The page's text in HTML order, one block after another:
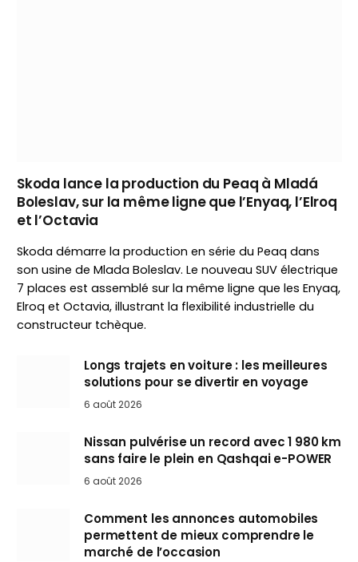
Skoda lance la production du Peaq à Mladá
Boleslav, sur la même ligne que l’Enyaq, l’Elroq
et l’Octavia
Skoda démarre la production en série du Peaq dans
son usine de Mlada Boleslav. Le nouveau SUV électrique
7 places est assemblé sur la même ligne que les Enyaq,
Elroq et Octavia, illustrant la flexibilité industrielle du
constructeur tchèque.
Longs trajets en voiture : les meilleures
solutions pour se divertir en voyage
6 août 2026
Nissan pulvérise un record avec 1 980 km
sans faire le plein en Qashqai e-POWER
6 août 2026
Comment les annonces automobiles
permettent de mieux comprendre le
marché de l’occasion